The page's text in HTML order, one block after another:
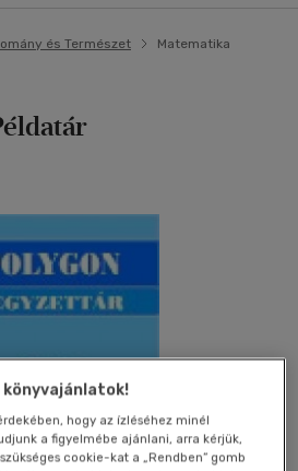
és Természet Matematika
hogy az ízléséhez minél
a figyelmébe ajánlani, arra kérjük,
cookie-kat a „Rendben” gomb